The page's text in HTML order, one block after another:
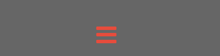
Toggle
navigation